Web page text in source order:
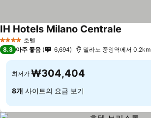
4 성급 호텔
IH Hotels Milano Centrale
8.3 아주 좋음 6,694 밀라노 중앙역에서 0.2km
최저가 ₩304,404
8개 사이트의 요금 보기